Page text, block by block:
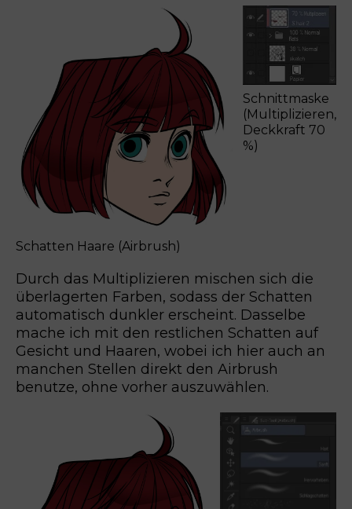
Schatten Haare (Airbrush)
Schnittmaske
(Multiplizieren,
Deckkraft 70
%)
Durch das Multiplizieren mischen sich die
überlagerten Farben, sodass der Schatten
automatisch dunkler erscheint. Dasselbe
mache ich mit den restlichen Schatten auf
Gesicht und Haaren, wobei ich hier auch an
manchen Stellen direkt den Airbrush
benutze, ohne vorher auszuwählen.